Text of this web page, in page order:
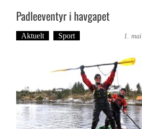
Padleeventyr i havgapet
Aktuelt Sport 1.